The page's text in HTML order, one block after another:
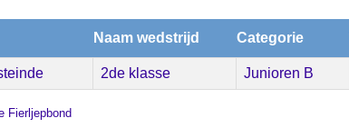
Naam wedstrijd Categorie
2de klasse Junioren B
Fierljepbond